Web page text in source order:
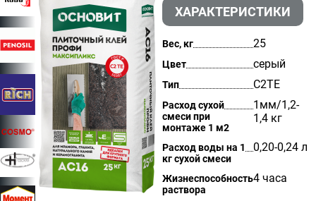
ХАРАКТЕРИСТИКИ
Вес, кг 25
Цвет серый
Тип С2TE
Расход сухой
смеси при
монтаже 1 м2
1мм/1,2-
1,4 кг
Расход воды на 1
кг сухой смеси
0,20-0,24 л
Жизнеспособность
раствора
4 часа